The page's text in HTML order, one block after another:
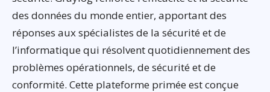
des données du monde entier, apportant des
réponses aux spécialistes de la sécurité et de
l’informatique qui résolvent quotidiennement des
problèmes opérationnels, de sécurité et de
conformité. Cette plateforme primée est conçue